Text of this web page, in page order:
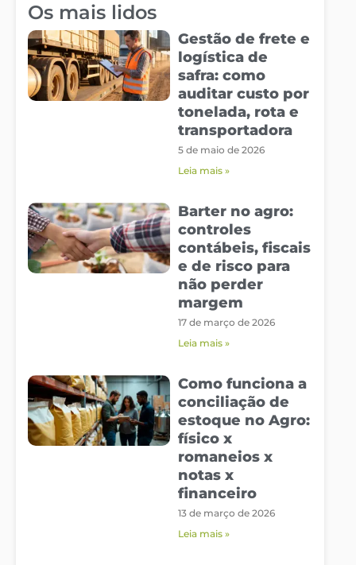
Os mais lidos
Gestão de frete e
logística de
safra: como
auditar custo por
tonelada, rota e
transportadora
5 de maio de 2026
Leia mais »
Barter no agro:
controles
contábeis, fiscais
e de risco para
não perder
margem
17 de março de 2026
Leia mais »
Como funciona a
conciliação de
estoque no Agro:
físico x
romaneios x
notas x
financeiro
13 de março de 2026
Leia mais »